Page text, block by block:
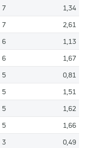
7
1,34
7
2,61
6
1,13
6
1,67
5
0,81
5
1,51
5
1,62
5
1,66
3
0,49